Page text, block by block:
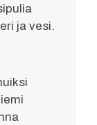
ja vesi.